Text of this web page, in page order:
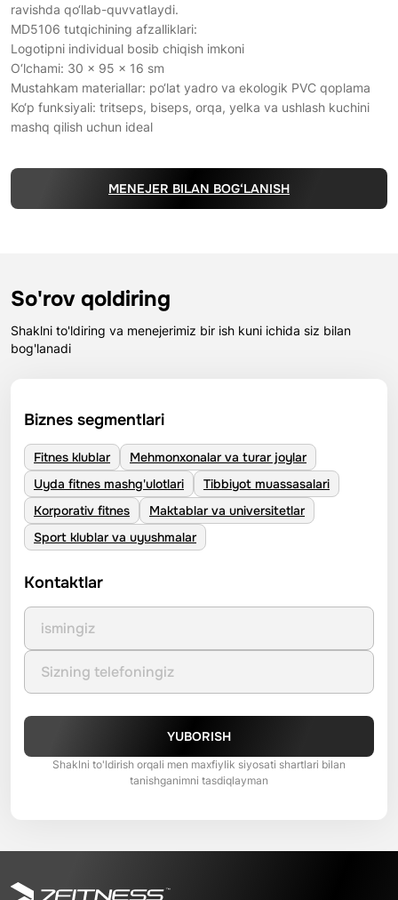
ravishda qo‘llab-quvvatlaydi.
MD5106 tutqichining afzalliklari:
Logotipni individual bosib chiqish imkoni
O‘lchami: 30 × 95 × 16 sm
Mustahkam materiallar: po‘lat yadro va ekologik PVC qoplama
Ko‘p funksiyali: tritseps, biseps, orqa, yelka va ushlash kuchini
mashq qilish uchun ideal
MENEJER BILAN BOG‘LANISH
So'rov qoldiring
Shaklni to'ldiring va menejerimiz bir ish kuni ichida siz bilan
bog'lanadi
Biznes segmentlari
Fitnes klublar
Mehmonxonalar va turar joylar
Uyda fitnes mashg'ulotlari
Tibbiyot muassasalari
Korporativ fitnes
Maktablar va universitetlar
Sport klublar va uyushmalar
Kontaktlar
YUBORISH
Shaklni to'ldirish orqali men maxfiylik siyosati shartlari bilan
tanishganimni tasdiqlayman